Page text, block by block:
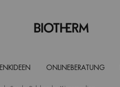
ONLINEBERATUNG